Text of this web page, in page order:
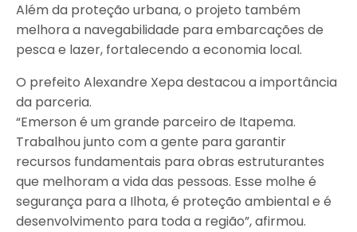
Além da proteção urbana, o projeto também
melhora a navegabilidade para embarcações de
pesca e lazer, fortalecendo a economia local.
O prefeito Alexandre Xepa destacou a importância
da parceria.
“Emerson é um grande parceiro de Itapema.
Trabalhou junto com a gente para garantir
recursos fundamentais para obras estruturantes
que melhoram a vida das pessoas. Esse molhe é
segurança para a Ilhota, é proteção ambiental e é
desenvolvimento para toda a região”, afirmou.